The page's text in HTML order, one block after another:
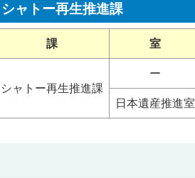
シャトー再生推進課
課 室
シャトー再生推進課
ー
日本遺産推進室